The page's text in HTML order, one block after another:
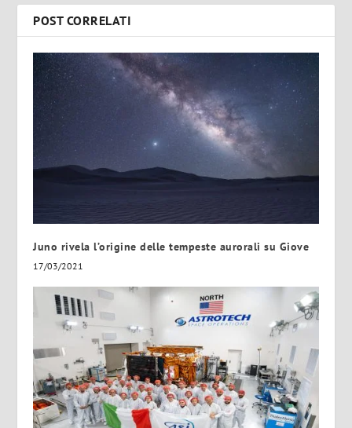
POST CORRELATI
Juno rivela l’origine delle tempeste aurorali su Giove
17/03/2021